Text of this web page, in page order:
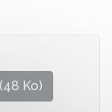
Ko)